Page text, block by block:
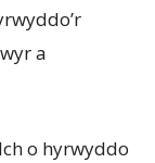
a
o hyrwyddo